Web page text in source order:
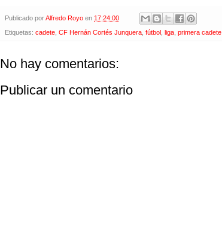
Publicado porAlfredo Royo en 17:24:00
Etiquetas: cadete CF Hernán Cortés Junquera fútbol liga primera cadete
No hay comentarios:
Publicar un comentario